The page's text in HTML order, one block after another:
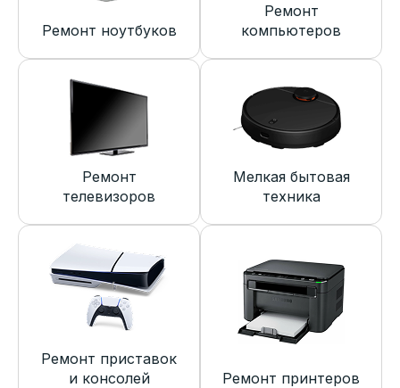
Ремонт ноутбуков
Ремонт
компьютеров
Ремонт
телевизоров
Мелкая бытовая
техника
Ремонт приставок
и консолей
Ремонт принтеров